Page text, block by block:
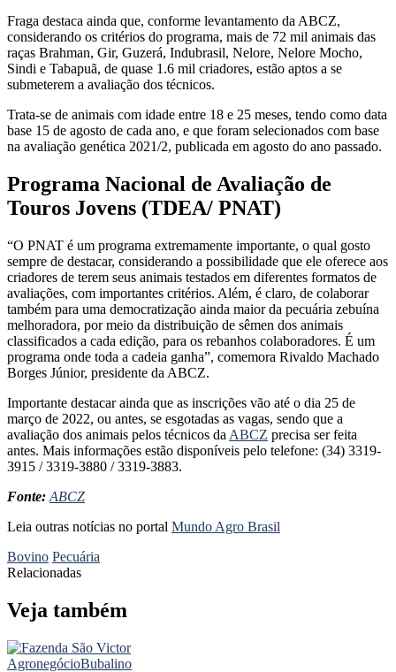
Fraga destaca ainda que, conforme levantamento da ABCZ,
considerando os critérios do programa, mais de 72 mil animais das
raças Brahman, Gir, Guzerá, Indubrasil, Nelore, Nelore Mocho,
Sindi e Tabapuã, de quase 1.6 mil criadores, estão aptos a se
submeterem a avaliação dos técnicos.
Trata-se de animais com idade entre 18 e 25 meses, tendo como data
base 15 de agosto de cada ano, e que foram selecionados com base
na avaliação genética 2021/2, publicada em agosto do ano passado.
Programa Nacional de Avaliação de
Touros Jovens (TDEA/ PNAT)
“O PNAT é um programa extremamente importante, o qual gosto
sempre de destacar, considerando a possibilidade que ele oferece aos
criadores de terem seus animais testados em diferentes formatos de
avaliações, com importantes critérios. Além, é claro, de colaborar
também para uma democratização ainda maior da pecuária zebuína
melhoradora, por meio da distribuição de sêmen dos animais
classificados a cada edição, para os rebanhos colaboradores. É um
programa onde toda a cadeia ganha”, comemora Rivaldo Machado
Borges Júnior, presidente da ABCZ.
Importante destacar ainda que as inscrições vão até o dia 25 de
março de 2022, ou antes, se esgotadas as vagas, sendo que a
avaliação dos animais pelos técnicos da ABCZ precisa ser feita
antes. Mais informações estão disponíveis pelo telefone: (34) 3319-
3915 / 3319-3880 / 3319-3883.
Fonte: ABCZ
Leia outras notícias no portal Mundo Agro Brasil
Bovino Pecuária
Relacionadas
Veja também
AgronegócioBubalino